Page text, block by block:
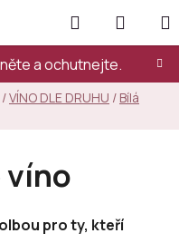
a ochutnejte.
Hledat
KOŠÍK
/VÍNO DLE DRUHU / Bílá
víno
pro ty, kteří